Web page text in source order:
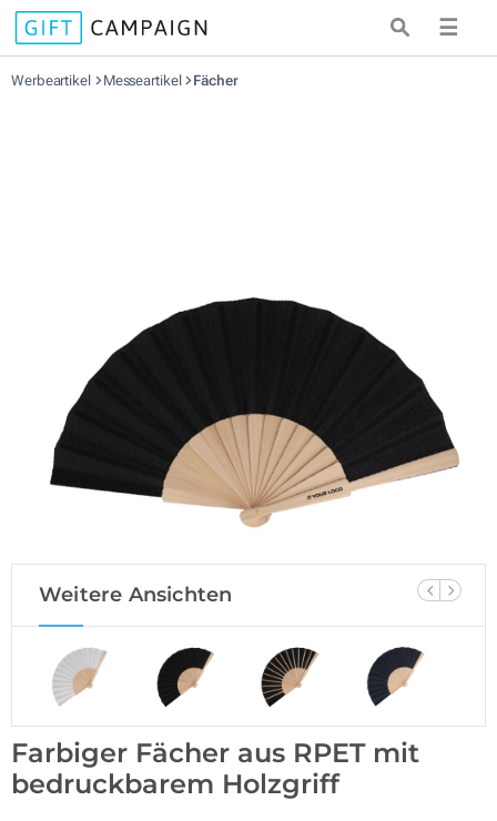
☰
Werbeartikel Messeartikel Fächer
Weitere Ansichten
Farbiger Fächer aus RPET mit
bedruckbarem Holzgriff